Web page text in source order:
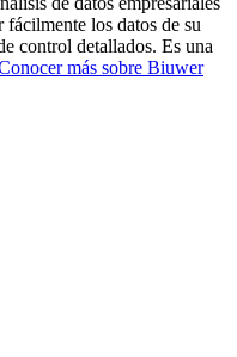
fácilmente los datos de su
control detallados. Es una
más sobre Biuwer